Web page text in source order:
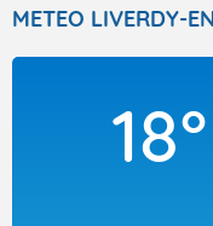
METEO LIVERDY-
18°